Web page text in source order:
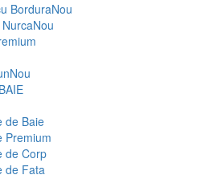
BorduraNou
Nou
Nou
de Baie
Premium
de Corp
de Fata